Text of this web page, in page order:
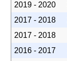
2019 - 2020
2017 - 2018
2017 - 2018
2016 - 2017